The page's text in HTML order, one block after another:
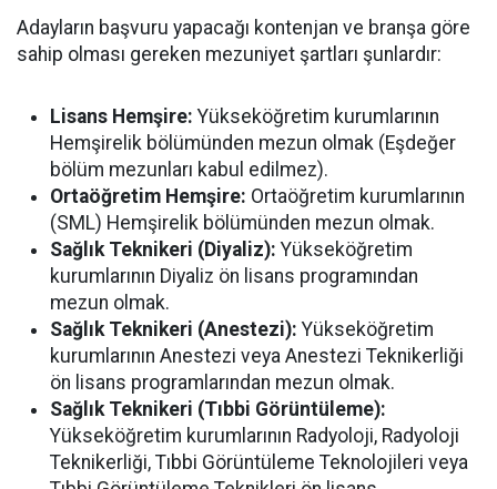
Adayların başvuru yapacağı kontenjan ve branşa göre
sahip olması gereken mezuniyet şartları şunlardır:
Lisans Hemşire: Yükseköğretim kurumlarının
Hemşirelik bölümünden mezun olmak (Eşdeğer
bölüm mezunları kabul edilmez).
Ortaöğretim Hemşire: Ortaöğretim kurumlarının
(SML) Hemşirelik bölümünden mezun olmak.
Sağlık Teknikeri (Diyaliz): Yükseköğretim
kurumlarının Diyaliz ön lisans programından
mezun olmak.
Sağlık Teknikeri (Anestezi): Yükseköğretim
kurumlarının Anestezi veya Anestezi Teknikerliği
ön lisans programlarından mezun olmak.
Sağlık Teknikeri (Tıbbi Görüntüleme):
Yükseköğretim kurumlarının Radyoloji, Radyoloji
Teknikerliği, Tıbbi Görüntüleme Teknolojileri veya